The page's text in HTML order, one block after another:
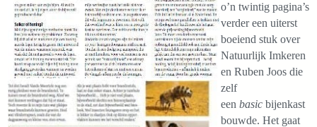
o’n twintig pagina’s
verder een uiterst
boeiend stuk over
Natuurlijk Imkeren
en Ruben Joos die
zelf
een basic bijenkast
bouwde. Het gaat